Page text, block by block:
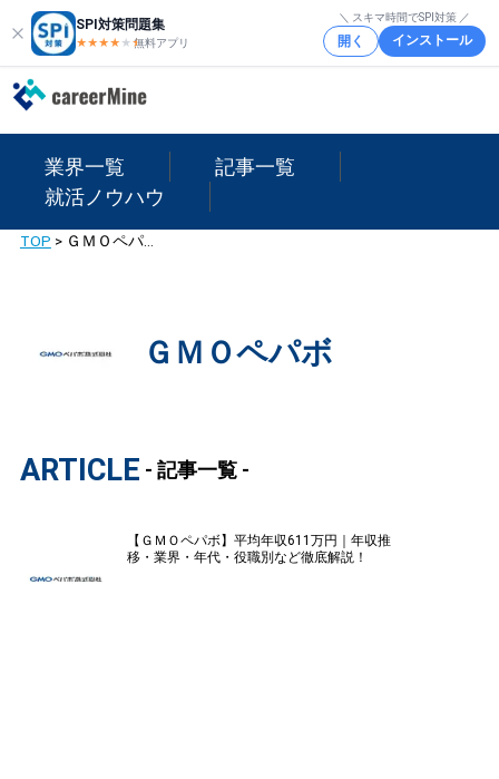
SPI対策問題集
★★★★ ★★
無料アプリ
＼ スキマ時間でSPI対策 ／
開く インストール
業界一覧
記事一覧
就活ノウハウ
TOP > ＧＭＯペパボ
ＧＭＯペパボ
ARTICLE - 記事一覧 -
【ＧＭＯペパボ】平均年収611万円｜年収推
移・業界・年代・役職別など徹底解説！